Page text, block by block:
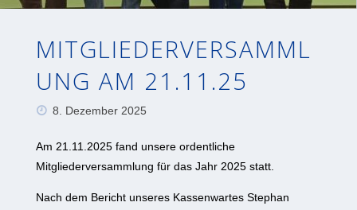
MITGLIEDERVERSAMML
UNG AM 21.11.25
8. Dezember 2025
Am 21.11.2025 fand unsere ordentliche
Mitgliederversammlung für das Jahr 2025 statt.
Nach dem Bericht unseres Kassenwartes Stephan